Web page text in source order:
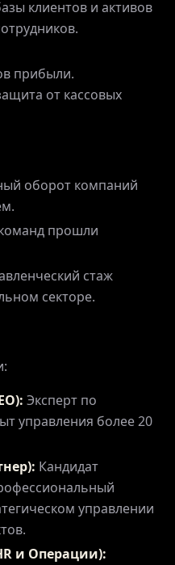
клиентов и активов
прибыли.
от кассовых
оборот компаний
прошли
стаж
секторе.
Эксперт по
управления более 20
Кандидат
управлении
и Операции):